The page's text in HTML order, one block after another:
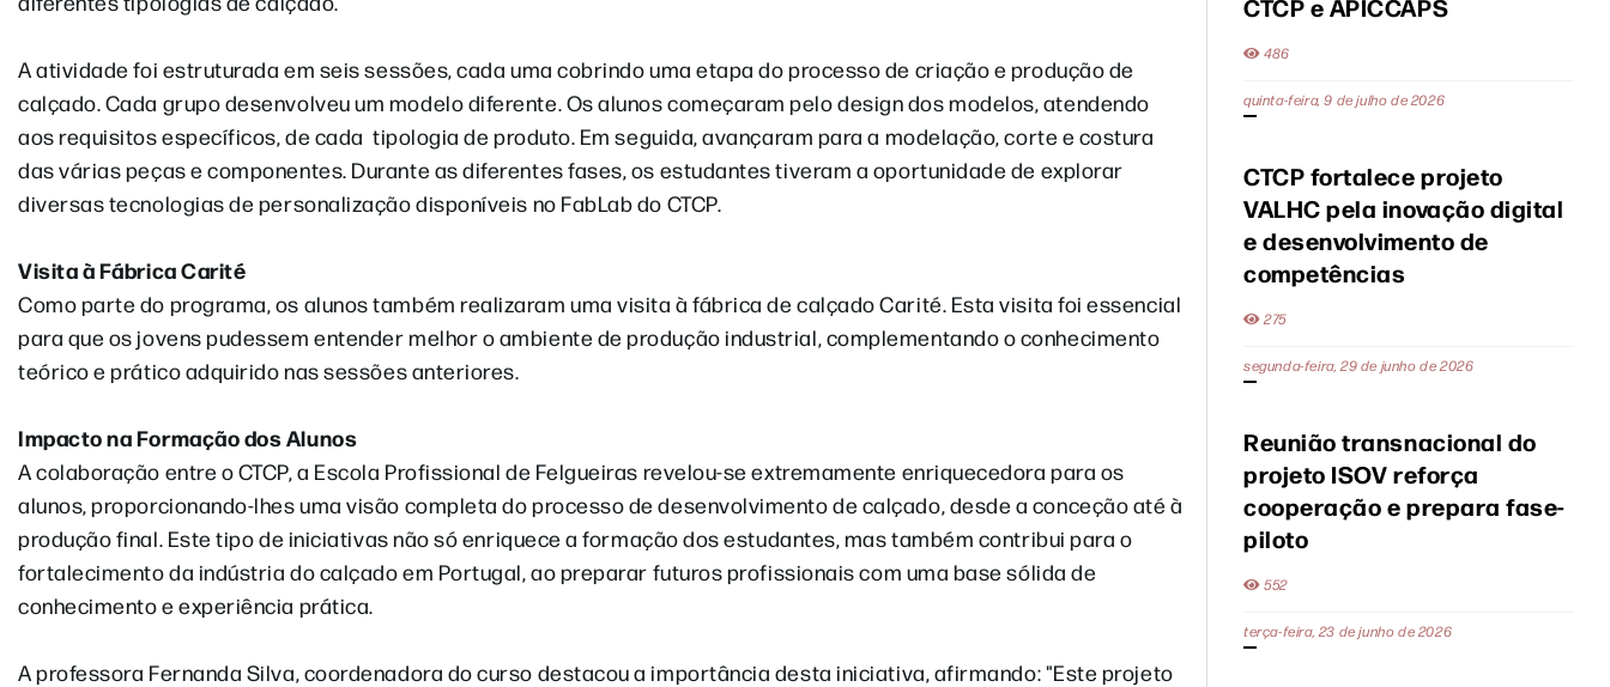
A atividade foi estruturada em seis sessões, cada uma cobrindo uma etapa do processo de criação e produção de
calçado. Cada grupo desenvolveu um modelo diferente. Os alunos começaram pelo design dos modelos, atendendo
aos requisitos específicos, de cada tipologia de produto. Em seguida, avançaram para a modelação, corte e costura
das várias peças e componentes. Durante as diferentes fases, os estudantes tiveram a oportunidade de explorar
diversas tecnologias de personalização disponíveis no FabLab do CTCP.
Visita à Fábrica Carité
Como parte do programa, os alunos também realizaram uma visita à fábrica de calçado Carité. Esta visita foi essencial
para que os jovens pudessem entender melhor o ambiente de produção industrial, complementando o conhecimento
teórico e prático adquirido nas sessões anteriores.
Impacto na Formação dos Alunos
A colaboração entre o CTCP, a Escola Profissional de Felgueiras revelou-se extremamente enriquecedora para os
alunos, proporcionando-lhes uma visão completa do processo de desenvolvimento de calçado, desde a conceção até à
produção final. Este tipo de iniciativas não só enriquece a formação dos estudantes, mas também contribui para o
fortalecimento da indústria do calçado em Portugal, ao preparar futuros profissionais com uma base sólida de
conhecimento e experiência prática.
A professora Fernanda Silva, coordenadora do curso destacou a importância desta iniciativa, afirmando: "Este projeto
CTCP e APICCAPS
486
quinta-feira, 9 de julho de 2026
CTCP fortalece projeto
VALHC pela inovação digital
e desenvolvimento de
competências
275
segunda-feira, 29 de junho de 2026
Reunião transnacional do
projeto ISOV reforça
cooperação e prepara fase-
piloto
552
terça-feira, 23 de junho de 2026